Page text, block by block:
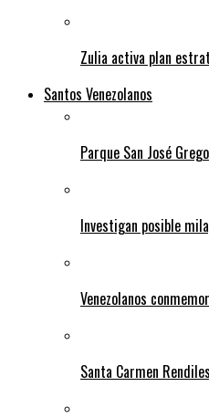
Zulia activa plan
Santos Venezolanos
Parque San José
Investigan posible
Venezolanos
Santa Carmen